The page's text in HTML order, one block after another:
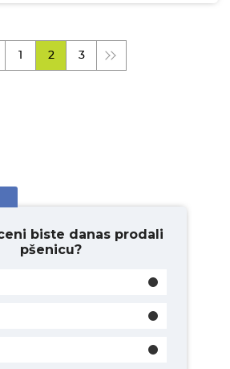
1 2 3
biste danas prodali
pšenicu?